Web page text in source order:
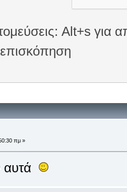
Alt+s για
πμ »
αυτά